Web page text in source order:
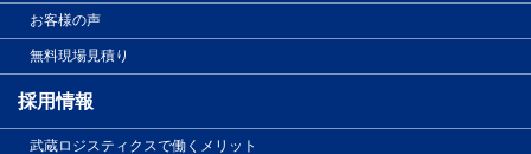
お客様の声
無料現場見積り
採用情報
武蔵ロジスティクスで働くメリット